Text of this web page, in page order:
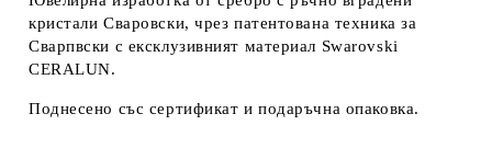
кристали Сваровски, чрез патентована техника за
Сварпвски с ексклузивният материал Swarovski
CERALUN.
Поднесено със сертификат и подаръчна опаковка.